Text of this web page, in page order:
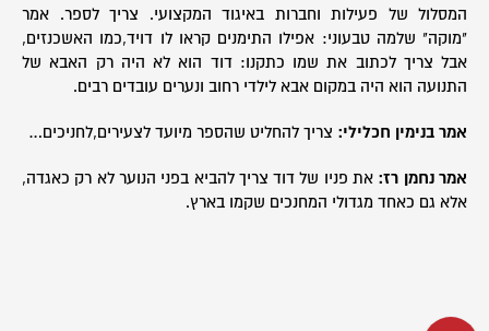
המסלול של פעילות וחברות באיגוד המקצועי. צריך לספר. אמר
"מוקה" שלמה טבעוני: אפילו התימנים קראו לו דויד,כמו האשכנזים,
אבל צריך לכתוב את שמו כתקנו: דוד הוא לא היה רק האבא של
התנועה הוא היה במקום אבא לילדי רחוב ונערים עובדים רבים.
אמר בנימין חכלילי: צריך להחליט שהספר מיועד לצעירים,לחניכים…
אמר נחמן רז: את פניו של דוד צריך להביא בפני הנוער לא רק כאגדה,
אלא גם כאחד מגדולי המחנכים שקמו בארץ.